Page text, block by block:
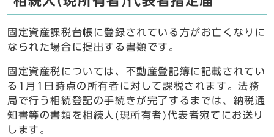
固定資産課税台帳に登録されている方がお亡くなりに
なられた場合に提出する書類です。
固定資産税については、不動産登記簿に記載されてい
る1月1日時点の所有者に対して課税されます。法務
局で行う相続登記の手続きが完了するまでは、納税通
知書等の書類を相続人(現所有者)代表者宛てにお送り
します。